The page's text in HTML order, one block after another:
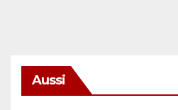
Aussi